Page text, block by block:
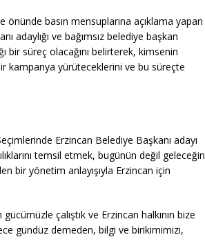
önünde basın mensuplarına açıklama yapan
adaylığı ve bağımsız belediye başkan
bir süreç olacağını belirterek, kimsenin
kampanya yürüteceklerini ve bu süreçte
Erzincan Belediye Başkanı adayı
temsil etmek, bugünün değil geleceğin
bir yönetim anlayışıyla Erzincan için
çalıştık ve Erzincan halkının bize
gündüz demeden, bilgi ve birikimimizi,